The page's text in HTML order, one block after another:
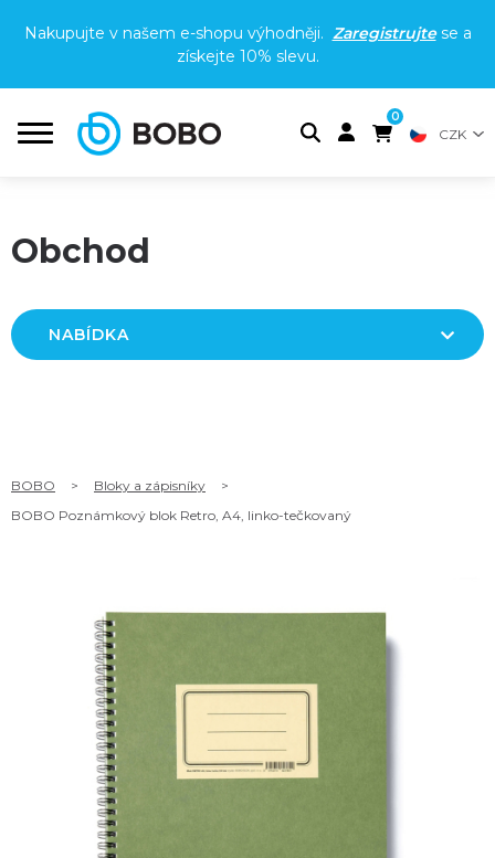
Nakupujte v našem e-shopu výhodněji. Zaregistrujtese a
získejte 10% slevu.
0
CZK
Obchod
NABÍDKA
BOBO > Bloky a zápisníky
>
BOBO Poznámkový blok Retro, A4, linko-tečkovaný